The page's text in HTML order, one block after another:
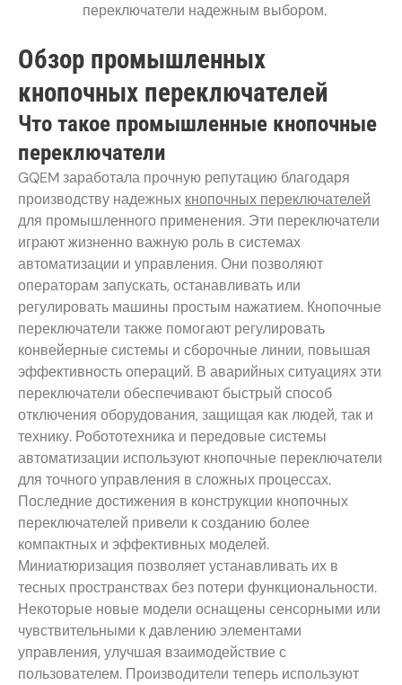
переключатели надежным выбором.
Обзор промышленных
кнопочных переключателей
Что такое промышленные кнопочные
переключатели
GQEM заработала прочную репутацию благодаря
производству надежных кнопочных переключателей
для промышленного применения. Эти переключатели
играют жизненно важную роль в системах
автоматизации и управления. Они позволяют
операторам запускать, останавливать или
регулировать машины простым нажатием. Кнопочные
переключатели также помогают регулировать
конвейерные системы и сборочные линии, повышая
эффективность операций. В аварийных ситуациях эти
переключатели обеспечивают быстрый способ
отключения оборудования, защищая как людей, так и
технику. Робототехника и передовые системы
автоматизации используют кнопочные переключатели
для точного управления в сложных процессах.
Последние достижения в конструкции кнопочных
переключателей привели к созданию более
компактных и эффективных моделей.
Миниатюризация позволяет устанавливать их в
тесных пространствах без потери функциональности.
Некоторые новые модели оснащены сенсорными или
чувствительными к давлению элементами
управления, улучшая взаимодействие с
пользователем. Производители теперь используют